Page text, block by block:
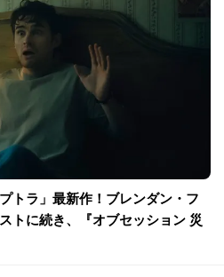
トラ」最新作！ブレンダン・フ
トに続き、『オブセッション 災